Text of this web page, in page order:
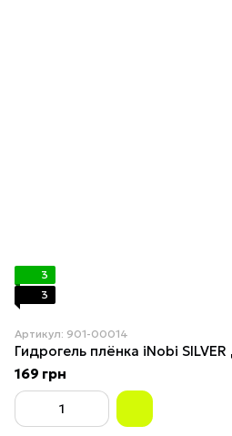
3
3
Артикул: 901-00014
Гидрогель плёнка iNobi
169 грн